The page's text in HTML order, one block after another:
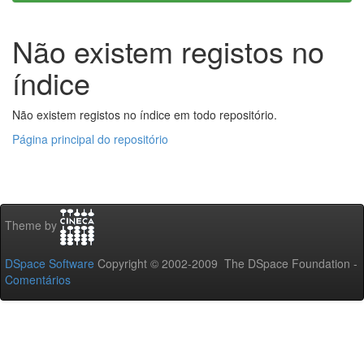
Não existem registos no
índice
Não existem registos no índice em todo repositório.
Página principal do repositório
Theme by
DSpace Software Copyright © 2002-2009 The DSpace Foundation -
Comentários